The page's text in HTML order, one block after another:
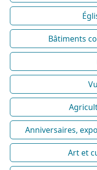
Bâtiments
Anniversaires,
Art et